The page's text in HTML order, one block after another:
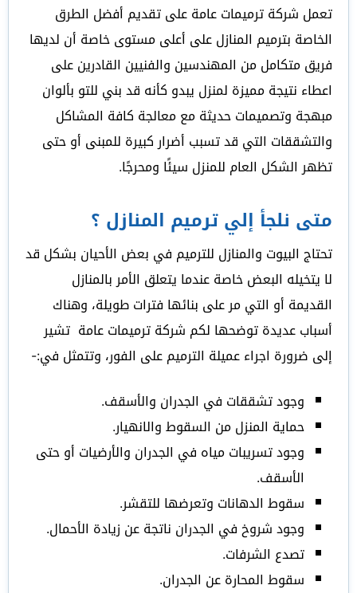
تعمل شركة ترميمات عامة على تقديم أفضل الطرق
الخاصة بترميم المنازل على أعلى مستوى خاصة أن لديها
فريق متكامل من المهندسين والفنيين القادرين على
اعطاء نتيجة مميزة لمنزل يبدو كأنه قد بني للتو بألوان
مبهجة وتصميمات حديثة مع معالجة كافة المشاكل
والتشققات التي قد تسبب أضرار كبيرة للمبنى أو حتى
تظهر الشكل العام للمنزل سيئًا ومحرجًا.
متى نلجأ إلي ترميم المنازل ؟
تحتاج البيوت والمنازل للترميم في بعض الأحيان بشكل قد
لا يتخيله البعض خاصة عندما يتعلق الأمر بالمنازل
القديمة أو التي مر على بنائها فترات طويلة، وهناك
أسباب عديدة توضحها لكم شركة ترميمات عامة تشير
إلى ضرورة اجراء عميلة الترميم على الفور، وتتمثل في:-
وجود تشققات في الجدران والأسقف.
حماية المنزل من السقوط والانهيار.
وجود تسريبات مياه في الجدران والأرضيات أو حتى
الأسقف.
سقوط الدهانات وتعرضها للتقشر.
وجود شروخ في الجدران ناتجة عن زيادة الأحمال.
تصدع الشرفات.
سقوط المحارة عن الجدران.